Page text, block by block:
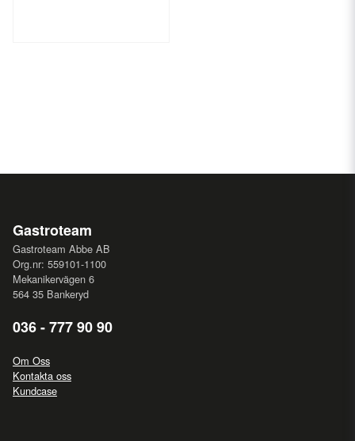
Gastroteam
Gastroteam Abbe AB
Org.nr: 559101-1100
Mekanikervägen 6
564 35 Bankeryd
036 - 777 90 90
Om Oss
Kontakta oss
Kundcase